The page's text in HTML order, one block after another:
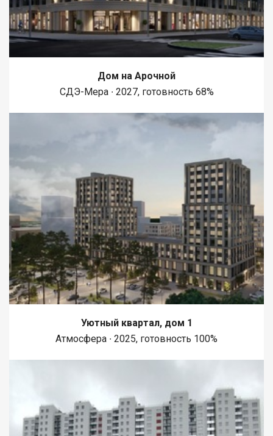
Дом на Арочной
СДЭ-Мера ∙ 2027, готовность 68%
Уютный квартал, дом 1
Атмосфера ∙ 2025, готовность 100%